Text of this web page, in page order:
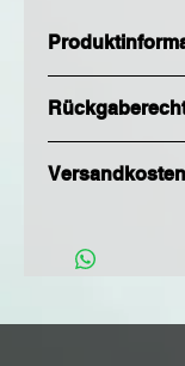
Versand und
Inseln): 5,90 €